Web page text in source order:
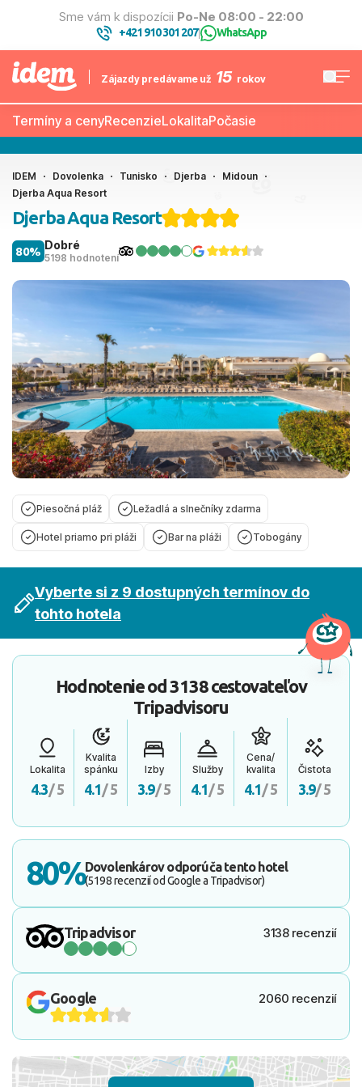
Sme vám k dispozícii Po-Ne 08:00 - 22:00
+421 910 301 207| WhatsApp
Zájazdy predávame už 15 rokov
Termíny a cenyRecenzieLokalitaPočasie
IDEM Dovolenka Tunisko Djerba
Midoun
Djerba Aqua Resort
Djerba Aqua Resort
Dobré
5198 hodnotení
80%
Piesočná pláž Ležadlá a slnečníky zdarma
Hotel priamo pri pláži Bar na pláži Tobogány
Vyberte si z 9 dostupných termínov do
tohto hotela
Hodnotenie od3138 cestovateľov
Tripadvisoru
Lokalita
4.3/ 5
Kvalita
spánku
4.1/ 5
Izby
3.9/ 5
Služby
4.1/ 5
Cena/
kvalita
4.1/ 5
Čistota
3.9/ 5
80%Dovolenkárov odporúča tento hotel
(5198 recenzií od Google a Tripadvisor)
Tripadvisor 3138 recenzií
Google 2060 recenzií